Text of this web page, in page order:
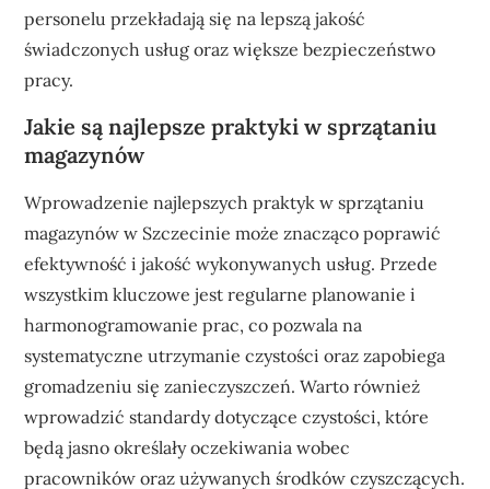
personelu przekładają się na lepszą jakość
świadczonych usług oraz większe bezpieczeństwo
pracy.
Jakie są najlepsze praktyki w sprzątaniu
magazynów
Wprowadzenie najlepszych praktyk w sprzątaniu
magazynów w Szczecinie może znacząco poprawić
efektywność i jakość wykonywanych usług. Przede
wszystkim kluczowe jest regularne planowanie i
harmonogramowanie prac, co pozwala na
systematyczne utrzymanie czystości oraz zapobiega
gromadzeniu się zanieczyszczeń. Warto również
wprowadzić standardy dotyczące czystości, które
będą jasno określały oczekiwania wobec
pracowników oraz używanych środków czyszczących.